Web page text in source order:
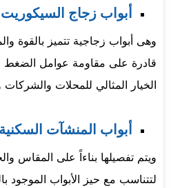
أبواب زجاج السيكوريت
وهى أبواب زجاجية تتميز بالقوة
قادرة على مقاومة عوامل الضغط
الخيار المثالي للمحلات والشركات
أبواب المنشآت
ويتم تفصيلها بناءاً على المقاس
لتتناسب مع حيز الأبواب الموجود